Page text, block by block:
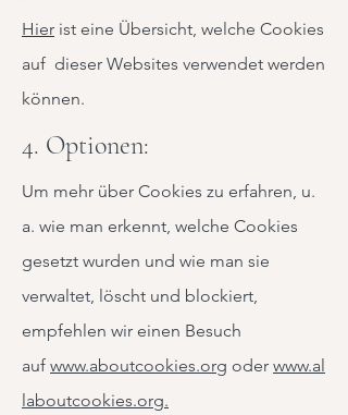
Hier ist eine Übersicht, welche Cookies
auf dieser Websites verwendet werden
können.
4. Optionen:
Um mehr über Cookies zu erfahren, u.
a. wie man erkennt, welche Cookies
gesetzt wurden und wie man sie
verwaltet, löscht und blockiert,
empfehlen wir einen Besuch
auf www.aboutcookies.org oder www.al
laboutcookies.org.